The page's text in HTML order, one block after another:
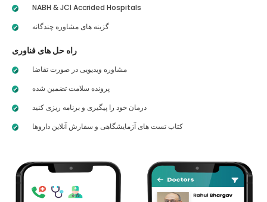
NABH & JCI Accrided Hospitals
گزینه های مشاوره چندگانه
راه حل های فناوری
مشاوره ویدیویی در صورت تقاضا
پرونده سلامت تضمین شده
درمان خود را پیگیری و برنامه ریزی کنید
کتاب تست های آزمایشگاهی و سفارش آنلاین داروها